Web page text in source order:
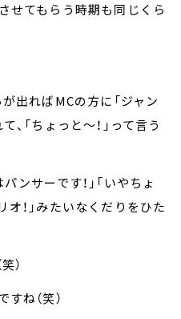
せてもらう時期も同じくら
出ればMCの方に「ジャン
、「ちょっと～！」って言う
ンサーです！」「いやちょ
オ！」みたいなくだりをひた
）
ね（笑）